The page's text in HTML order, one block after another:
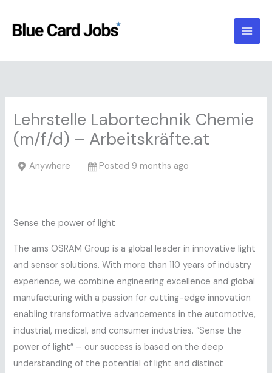
content
Lehrstelle Labortechnik Chemie
(m/f/d) – Arbeitskräfte.at
Anywhere Posted 9 months ago
Sense the power of light
The ams OSRAM Group is a global leader in innovative light
and sensor solutions. With more than 110 years of industry
experience, we combine engineering excellence and global
manufacturing with a passion for cutting-edge innovation
enabling transformative advancements in the automotive,
industrial, medical, and consumer industries. “Sense the
power of light” – our success is based on the deep
understanding of the potential of light and distinct